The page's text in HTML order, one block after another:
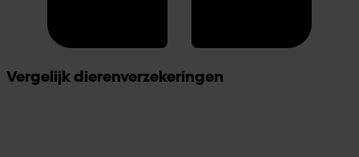
Vergelijk dierenverzekeringen